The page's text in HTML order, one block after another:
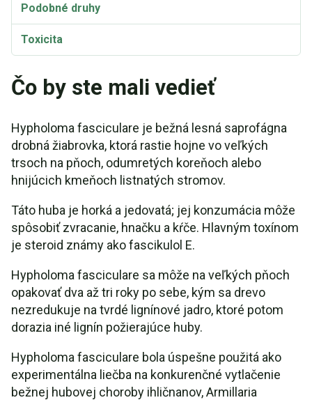
Podobné druhy
Toxicita
Hypholoma fasciculare Video
Čo by ste mali vedieť
Hypholoma fasciculare je bežná lesná saprofágna
drobná žiabrovka, ktorá rastie hojne vo veľkých
trsoch na pňoch, odumretých koreňoch alebo
hnijúcich kmeňoch listnatých stromov.
Táto huba je horká a jedovatá; jej konzumácia môže
spôsobiť zvracanie, hnačku a kŕče. Hlavným toxínom
je steroid známy ako fascikulol E.
Hypholoma fasciculare sa môže na veľkých pňoch
opakovať dva až tri roky po sebe, kým sa drevo
nezredukuje na tvrdé lignínové jadro, ktoré potom
dorazia iné lignín požierajúce huby.
Hypholoma fasciculare bola úspešne použitá ako
experimentálna liečba na konkurenčné vytlačenie
bežnej hubovej choroby ihličnanov, Armillaria